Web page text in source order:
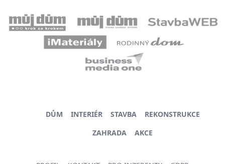
DŮM INTERIÉR STAVBA
REKONSTRUKCE
ZAHRADA
AKCE